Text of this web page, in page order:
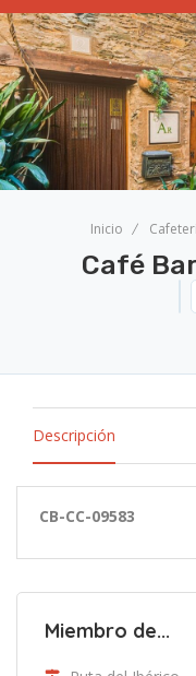
Inicio
Café
Descripción
CB-CC-09583
Miembro de...